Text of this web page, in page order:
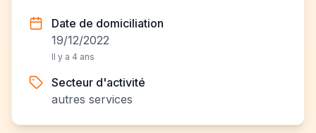
Date de domiciliation
19/12/2022
Il y a 4 ans
Secteur d'activité
autres services